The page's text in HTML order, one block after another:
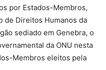
por Estados-Membros,
de Direitos Humanos da
sediado em Genebra, o
da ONU nesta
Membros eleitos pela